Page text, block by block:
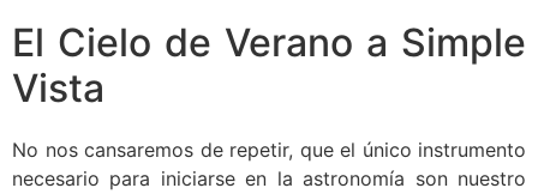
El Cielo de Verano a Simple
Vista
No nos cansaremos de repetir, que el único instrumento
necesario para iniciarse en la astronomía son nuestro